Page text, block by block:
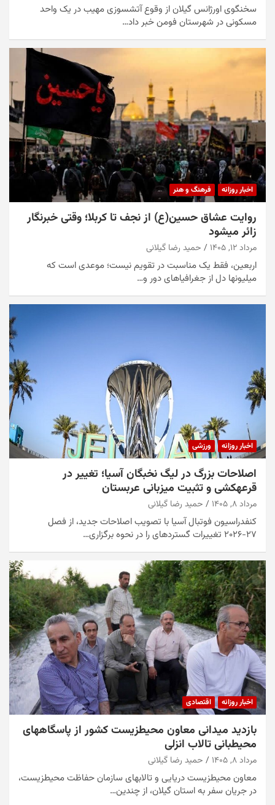
سخنگوی اورژانس گیلان از وقوع آتشسوزی مهیب در یک واحد
مسکونی در شهرستان فومن خبر داد…
اخبار روزانه فرهنگ و هنر
روایت عشاق حسین(ع) از نجف تا کربلا؛ وقتی خبرنگار
زائر میشود
مرداد ۱۲, ۱۴۰۵ حمید رضا گیلانی
اربعین، فقط یک مناسبت در تقویم نیست؛ موعدی است که
میلیونها دل از جغرافیاهای دور و…
اخبار روزانه ورزشی
اصلاحات بزرگ در لیگ نخبگان آسیا؛ تغییر در
قرعهکشی و تثبیت میزبانی عربستان
مرداد ۸, ۱۴۰۵ حمید رضا گیلانی
کنفدراسیون فوتبال آسیا با تصویب اصلاحات جدید، از فصل
۲۷-۲۰۲۶ تغییرات گستردهای را در نحوه برگزاری…
اخبار روزانه اقتصادی
بازدید میدانی معاون محیطزیست کشور از پاسگاههای
محیطبانی تالاب انزلی
مرداد ۸, ۱۴۰۵ حمید رضا گیلانی
معاون محیطزیست دریایی و تالابهای سازمان حفاظت محیطزیست،
در جریان سفر به استان گیلان، از چندین…